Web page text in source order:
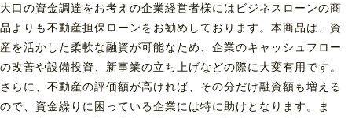
大口の資金調達をお考えの企業経営者様にはビジネスローンの商
品よりも不動産担保ローンをお勧めしております。本商品は、資
産を活かした柔軟な融資が可能なため、企業のキャッシュフロー
の改善や設備投資、新事業の立ち上げなどの際に大変有用です。
さらに、不動産の評価額が高ければ、その分だけ融資額も増える
ので、資金繰りに困っている企業には特に助けとなります。ま